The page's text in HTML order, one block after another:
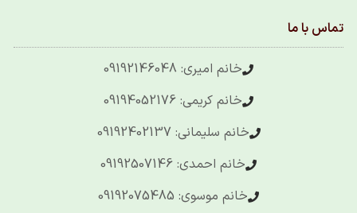
تماس با ما
خانم امیری: 09192146048
خانم کریمی: 09194052176
خانم سلیمانی: 09192402137
خانم احمدی: 09192507146
خانم موسوی: 09192075485